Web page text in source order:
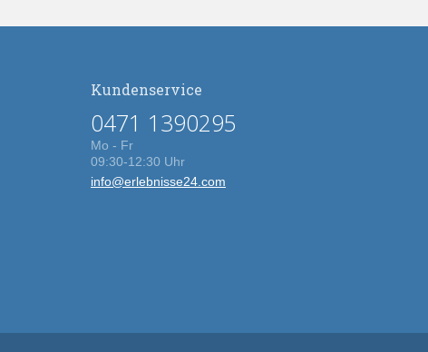
Kundenservice
0471 1390295
Mo - Fr
09:30-12:30 Uhr
info@erlebnisse24.com